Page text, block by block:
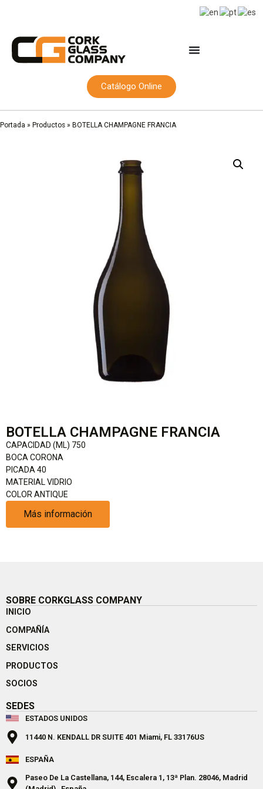
Catálogo Online
Portada » Productos » BOTELLA CHAMPAGNE FRANCIA
BOTELLA CHAMPAGNE FRANCIA
CAPACIDAD (ML) 750
BOCA CORONA
PICADA 40
MATERIAL VIDRIO
COLOR ANTIQUE
Más información
SOBRE CORKGLASS COMPANY
INICIO
COMPAÑÍA
SERVICIOS
PRODUCTOS
SOCIOS
SEDES
ESTADOS UNIDOS
11440 N. KENDALL DR SUITE 401 Miami, FL 33176US
ESPAÑA
Paseo De La Castellana, 144, Escalera 1, 13ª Plan. 28046, Madrid